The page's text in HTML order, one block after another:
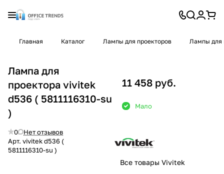
Главная Каталог Лампы для проекторов Лампы для
Лампа для
проектора vivitek
d536 ( 5811116310-su
)
0
Нет отзывов
Арт. vivitek d536 (
5811116310-su )
11 458 руб.
Мало
Все товары Vivitek